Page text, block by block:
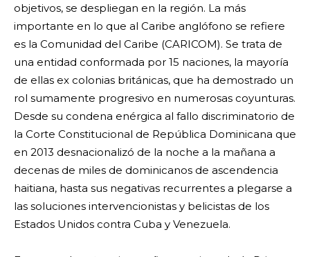
objetivos, se despliegan en la región. La más
importante en lo que al Caribe anglófono se refiere
es la Comunidad del Caribe (CARICOM). Se trata de
una entidad conformada por 15 naciones, la mayoría
de ellas ex colonias británicas, que ha demostrado un
rol sumamente progresivo en numerosas coyunturas.
Desde su condena enérgica al fallo discriminatorio de
la Corte Constitucional de República Dominicana que
en 2013 desnacionalizó de la noche a la mañana a
decenas de miles de dominicanos de ascendencia
haitiana, hasta sus negativas recurrentes a plegarse a
las soluciones intervencionistas y belicistas de los
Estados Unidos contra Cuba y Venezuela.